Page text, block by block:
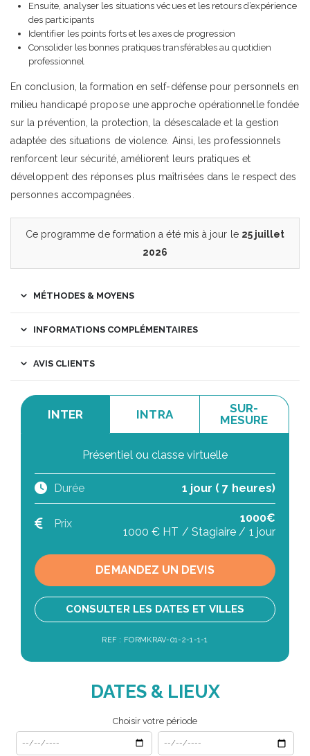
Ensuite, analyser les situations vécues et les retours d’expérience
des participants
Identifier les points forts et les axes de progression
Consolider les bonnes pratiques transférables au quotidien
professionnel
En conclusion, la formation en self-défense pour personnels en
milieu handicapé propose une approche opérationnelle fondée
sur la prévention, la protection, la désescalade et la gestion
adaptée des situations de violence. Ainsi, les professionnels
renforcent leur sécurité, améliorent leurs pratiques et
développent des réponses plus maîtrisées dans le respect des
personnes accompagnées.
Ce programme de formation a été mis à jour le 25 juillet
2026
MÉTHODES & MOYENS
INFORMATIONS COMPLÉMENTAIRES
AVIS CLIENTS
INTER INTRA
SUR-
MESURE
Présentiel ou classe virtuelle
Durée 1 jour ( 7 heures)
Prix
1000€
1000 € HT / Stagiaire / 1 jour
DEMANDEZ UN DEVIS
CONSULTER LES DATES ET VILLES
REF : FORMKRAV-01-2-1-1-1
DATES & LIEUX
Choisir votre période
Date de début
Date de fin